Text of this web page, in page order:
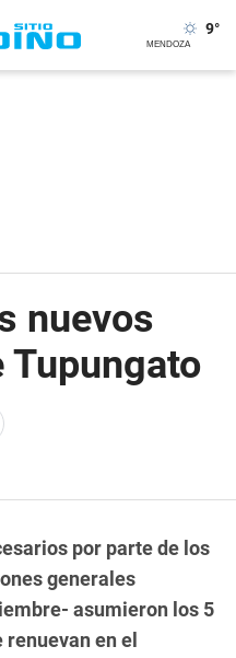
9°
nuevos
Tupungato
por parte de los
generales
asumieron los 5
en el